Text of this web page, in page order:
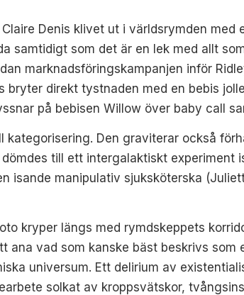
Denis klivet ut i världsrymden
samtidigt som det är en lek med allt
marknadsföringskampanjen inför
bryter direkt tystnaden med en bebis
på bebisen Willow över baby call
kategorisering. Den graviterar också
till ett intergalaktiskt experiment
isande manipulativ sjuksköterska
kryper längs med rymdskeppets
ana vad som kanske bäst beskrivs
universum. Ett delirium av
solkat av kroppsvätskor,